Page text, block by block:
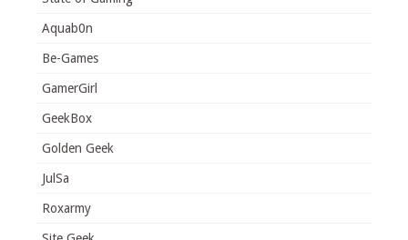
Aquab0n
Be-Games
GamerGirl
GeekBox
Golden Geek
JulSa
Roxarmy